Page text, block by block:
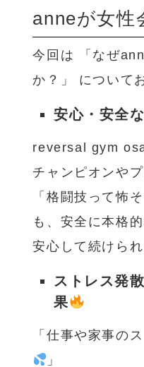
anneが女性
今回は 「なぜ
か？」 について
安心・安全
reversal gym
チャンピオンや
「格闘技って怖
も、安全に本格
安心して続けら
ストレス発
果
「仕事や家事の
」